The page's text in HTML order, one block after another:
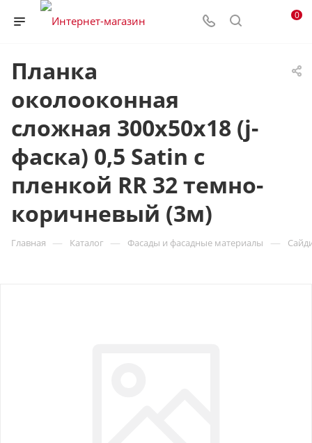
0
Планка
околооконная
сложная 300х50х18 (j-
фаска) 0,5 Satin с
пленкой RR 32 темно-
коричневый (3м)
Главная — Каталог — Фасады и фасадные материалы —